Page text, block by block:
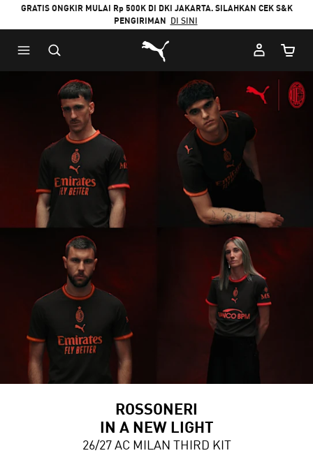
GRATIS ONGKIR MULAI Rp 500K DI DKI JAKARTA. SILAHKAN CEK S&K
PENGIRIMAN DI SINI
Puma Beranda
ROSSONERI
IN A NEW LIGHT
26/27 AC MILAN THIRD KIT